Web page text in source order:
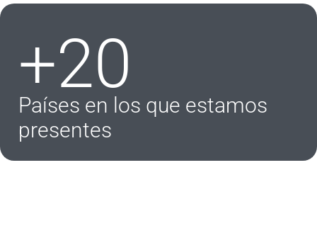
+20
Países en los que estamos
presentes